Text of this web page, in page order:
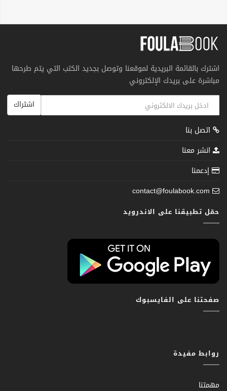
اشترك بالقائمة البريدية لموقعنا وتوصل بجديد الكتب التي يتم طرحها
مباشرة على بريدك الإلكتروني
اشتراك
اتصل بنا
انشر معنا
إدعمنا
contact@foulabook.com
حمّل تطبيقنا على الاندرويد
صفحتنا على الفايسبوك
روابط مفيدة
مهمتنا